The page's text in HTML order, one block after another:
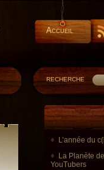
Accueil
RECHERCHE
L’année du
La Planète
YouTubers